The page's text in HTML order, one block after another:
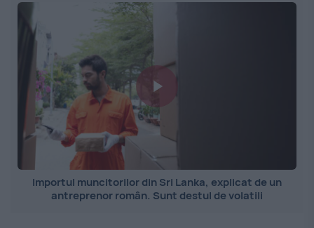
Importul muncitorilor din Sri Lanka, explicat de un
antreprenor român. Sunt destul de volatili